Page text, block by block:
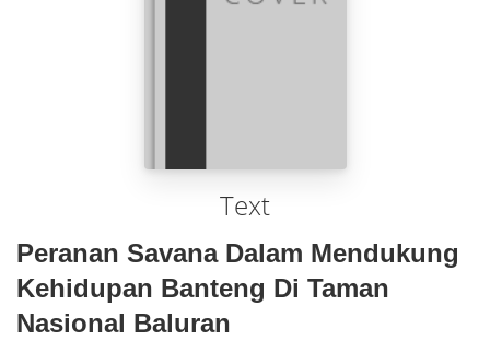
Text
Peranan Savana Dalam Mendukung
Kehidupan Banteng Di Taman
Nasional Baluran